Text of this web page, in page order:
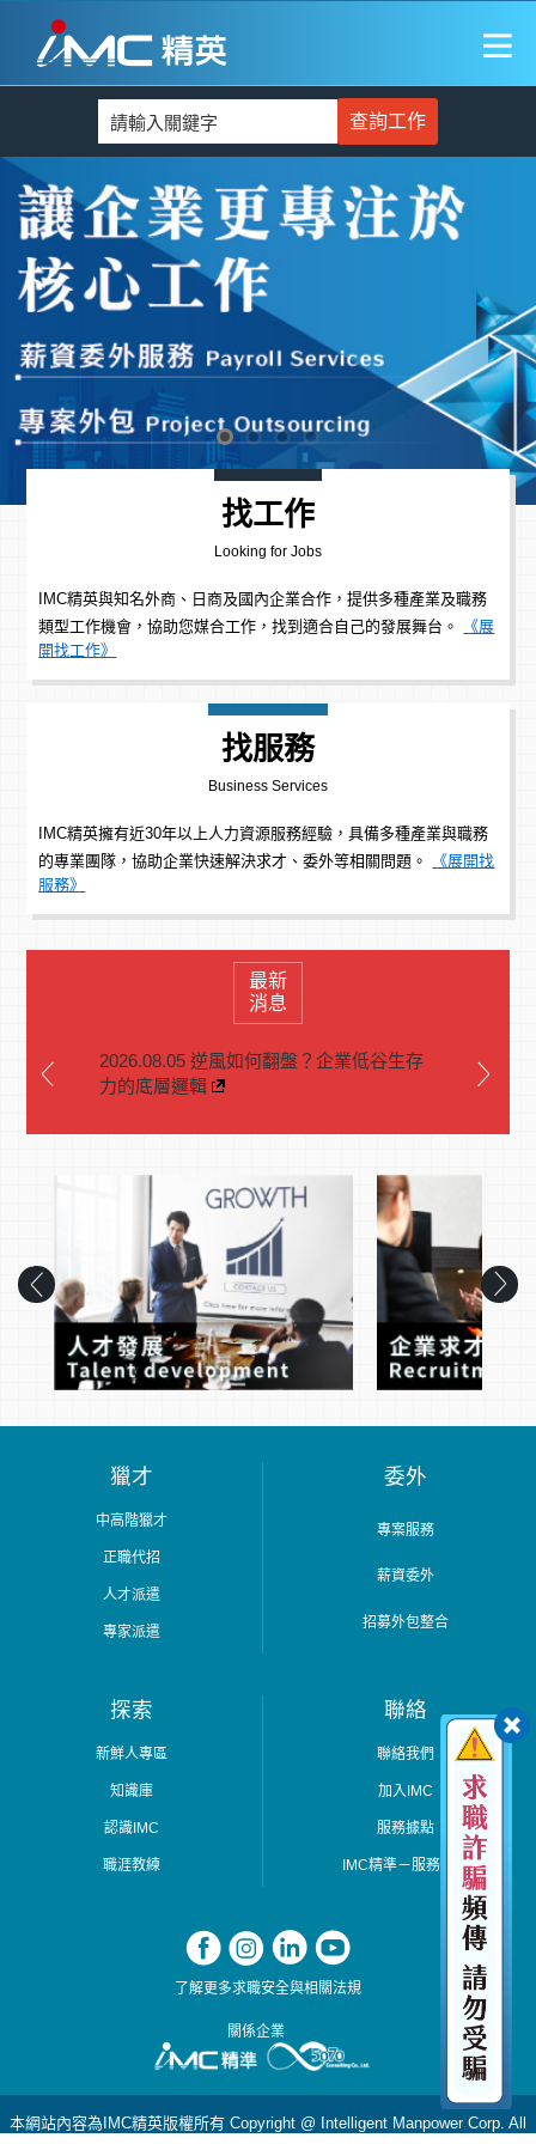
查詢工作
找工作
Looking for Jobs
IMC精英與知名外商、日商及國內企業合作，提供多種產業及職務
類型工作機會，協助您媒合工作，找到適合自己的發展舞台。
《展
開找工作》
找服務
Business Services
IMC精英擁有近30年以上人力資源服務經驗，具備多種產業與職務
的專業團隊，協助企業快速解決求才、委外等相關問題。
《展開找
服務》
最新
消息
2026.08.05 逆風如何翻盤？企業低谷生存
力的底層邏輯
獵才
中高階獵才
正職代招
人才派遣
專家派遣
委外
專案服務
薪資委外
招募外包整合
探索
新鮮人專區
知識庫
認識IMC
職涯教練
聯絡
聯絡我們
加入IMC
服務據點
IMC精準－服務據點
了解更多求職安全與相關法規
關係企業
本網站內容為IMC精英版權所有 Copyright @ Intelligent Manpower Corp. All